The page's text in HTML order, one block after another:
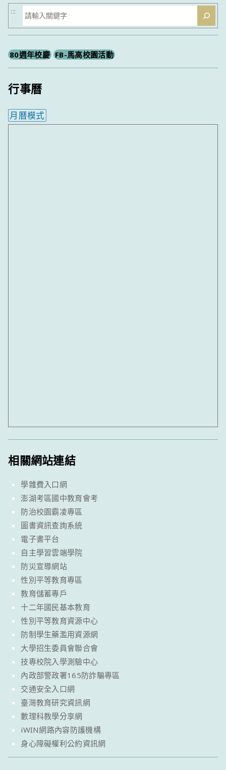
搜
尋
:::
80週年校慶 FB-馬高校園活動
行事曆
月曆模式
相關網站連結
學雜費入口網
澎湖考區國中教育會考
防治校園霸凌專區
圖書資訊查詢系統
電子書平台
自主學習雲端學院
防災宣導網站
性別平等教育專區
教育儲蓄專戶
十二年國民基本教育
性別平等教育資源中心
防制學生藥濫用資源網
大學招生委員會聯合會
技專校院入學測驗中心
內政部警政署165防詐騙專區
交通安全入口網
臺灣教育研究資訊網
數理科教學分享網
iWIN網路內容防護機構
身心障礙權利公約資訊網